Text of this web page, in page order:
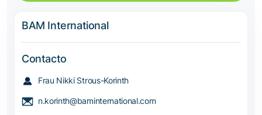
BAM International
Contacto
Frau Nikki Strous-Korinth
n.korinth@baminternational.com